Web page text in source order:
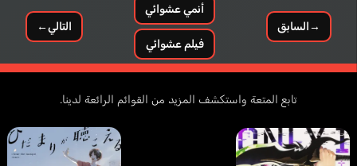
Montaño Emiliano
إسباني
→السابق
أنمي عشوائي
فيلم عشوائي
التالي←
تابع المتعة واستكشف المزيد من القوائم الرائعة لدينا.